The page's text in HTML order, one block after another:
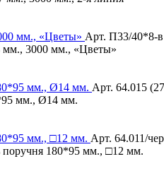
Арт. П33/40*8-
мм., 3000 мм., «Цветы»
Арт. 64.015
мм., Ø14 мм.
Арт. 64.011/
поручня 180*95 мм., □12 мм.